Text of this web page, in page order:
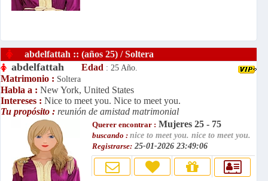
abdelfattah :: (años 25) / Soltera
abdelfattah Edad : 25 Año.
Matrimonio : Soltera
Habla a : New York, United States
Intereses : Nice to meet you. Nice to meet you.
Tu propósito : reunión de amistad matrimonial
Querer encontrar : Mujeres 25 - 75
buscando : nice to meet you. nice to meet you.
Registrarse: 25-01-2026 23:49:06